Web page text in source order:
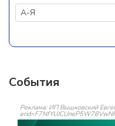
События
Реклама: ИП Вышковский